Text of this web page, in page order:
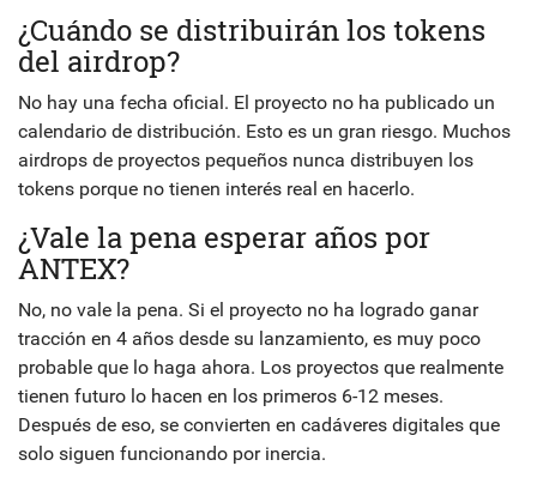
¿Cuándo se distribuirán los tokens
del airdrop?
No hay una fecha oficial. El proyecto no ha publicado un
calendario de distribución. Esto es un gran riesgo. Muchos
airdrops de proyectos pequeños nunca distribuyen los
tokens porque no tienen interés real en hacerlo.
¿Vale la pena esperar años por
ANTEX?
No, no vale la pena. Si el proyecto no ha logrado ganar
tracción en 4 años desde su lanzamiento, es muy poco
probable que lo haga ahora. Los proyectos que realmente
tienen futuro lo hacen en los primeros 6-12 meses.
Después de eso, se convierten en cadáveres digitales que
solo siguen funcionando por inercia.